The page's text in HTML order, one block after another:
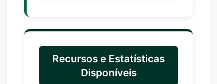
Recursos e Estatísticas
Disponíveis